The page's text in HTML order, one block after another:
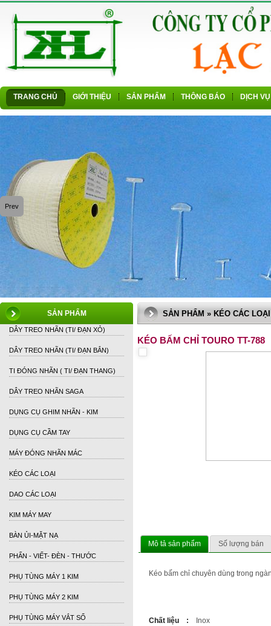
TRANG CHỦ GIỚI THIỆU SẢN PHẨM THÔNG BÁO DỊCH VỤ
Prev
SẢN PHẨM SẢN PHẨM » KÉO CÁC LOẠI
DÂY TREO NHÃN (TI/ ĐẠN XỎ)
DÂY TREO NHÃN (TI/ ĐẠN BẮN)
TI ĐÓNG NHÃN ( TI/ ĐẠN THANG)
DÂY TREO NHÃN SAGA
DỤNG CỤ GHIM NHÃN - KIM
DỤNG CỤ CẦM TAY
MÁY ĐÓNG NHÃN MÁC
KÉO CÁC LOẠI
DAO CÁC LOẠI
KIM MÁY MAY
BÀN ỦI-MẶT NẠ
PHẤN - VIẾT- ĐÈN - THƯỚC
PHỤ TÙNG MÁY 1 KIM
PHỤ TÙNG MÁY 2 KIM
PHỤ TÙNG MÁY VẮT SỔ
KÉO BẤM CHỈ TOURO TT-788
Mô tả sản phẩm Số lượng bán
Kéo bấm chỉ chuyên dùng trong
Chất liệu : Inox